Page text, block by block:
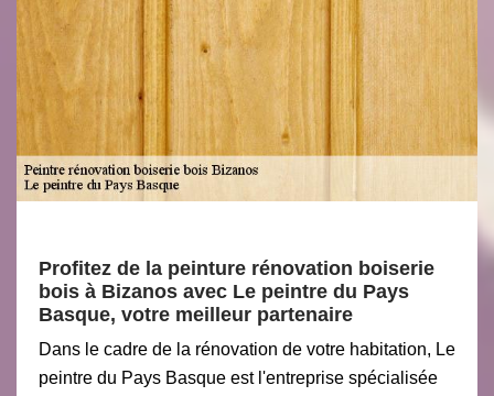
Profitez de la peinture rénovation boiserie
bois à Bizanos avec Le peintre du Pays
Basque, votre meilleur partenaire
Dans le cadre de la rénovation de votre habitation, Le
peintre du Pays Basque est l'entreprise spécialisée